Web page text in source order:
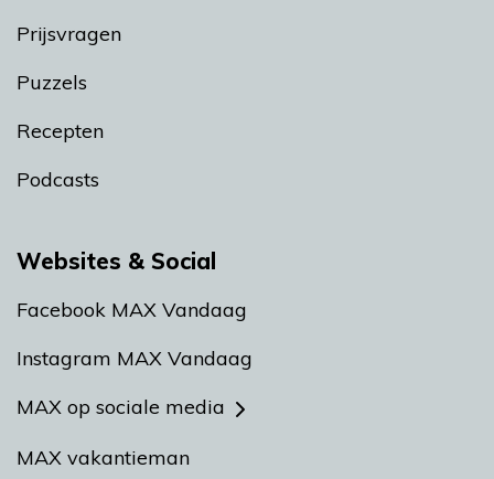
Prijsvragen
Puzzels
Recepten
Podcasts
Websites & Social
Facebook MAX Vandaag
Instagram MAX Vandaag
MAX op sociale media
MAX vakantieman